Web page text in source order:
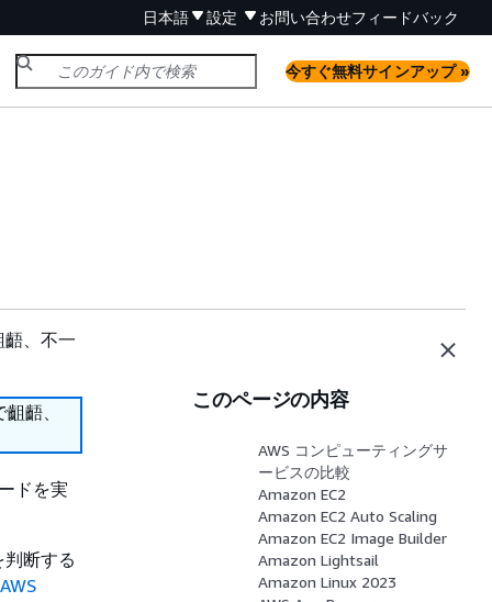
日本語 設定 お問い合わせフィードバック
今すぐ無料サインアップ »
、不一
齬、
ドを実
断する
このページの内容
AWS コンピューティングサ
ービスの比較
Amazon EC2
Amazon EC2 Auto Scaling
Amazon EC2 Image Builder
Amazon Lightsail
Amazon Linux 2023